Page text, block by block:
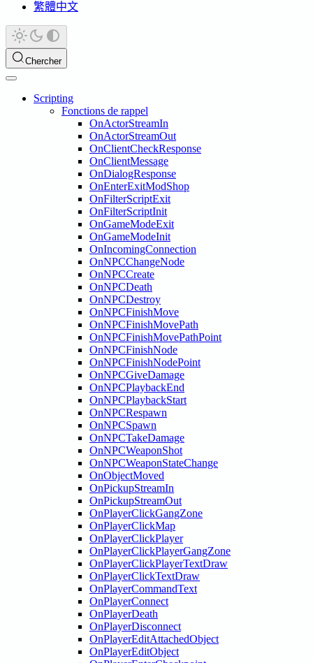
繁體中文
Chercher
Scripting
Fonctions de rappel
OnActorStreamIn
OnActorStreamOut
OnClientCheckResponse
OnClientMessage
OnDialogResponse
OnEnterExitModShop
OnFilterScriptExit
OnFilterScriptInit
OnGameModeExit
OnGameModeInit
OnIncomingConnection
OnNPCChangeNode
OnNPCCreate
OnNPCDeath
OnNPCDestroy
OnNPCFinishMove
OnNPCFinishMovePath
OnNPCFinishMovePathPoint
OnNPCFinishNode
OnNPCFinishNodePoint
OnNPCGiveDamage
OnNPCPlaybackEnd
OnNPCPlaybackStart
OnNPCRespawn
OnNPCSpawn
OnNPCTakeDamage
OnNPCWeaponShot
OnNPCWeaponStateChange
OnObjectMoved
OnPickupStreamIn
OnPickupStreamOut
OnPlayerClickGangZone
OnPlayerClickMap
OnPlayerClickPlayer
OnPlayerClickPlayerGangZone
OnPlayerClickPlayerTextDraw
OnPlayerClickTextDraw
OnPlayerCommandText
OnPlayerConnect
OnPlayerDeath
OnPlayerDisconnect
OnPlayerEditAttachedObject
OnPlayerEditObject